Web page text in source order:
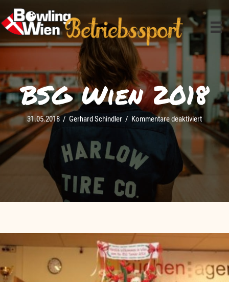
Inhalt
springen
BSG Wien 2018
31.05.2018 / Gerhard Schindler / Kommentare deaktiviertfür
BSG
2018